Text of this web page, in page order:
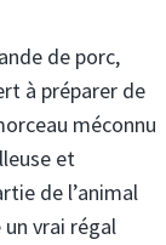
de porc,
à préparer de
méconnu
et
de l’animal
vrai régal